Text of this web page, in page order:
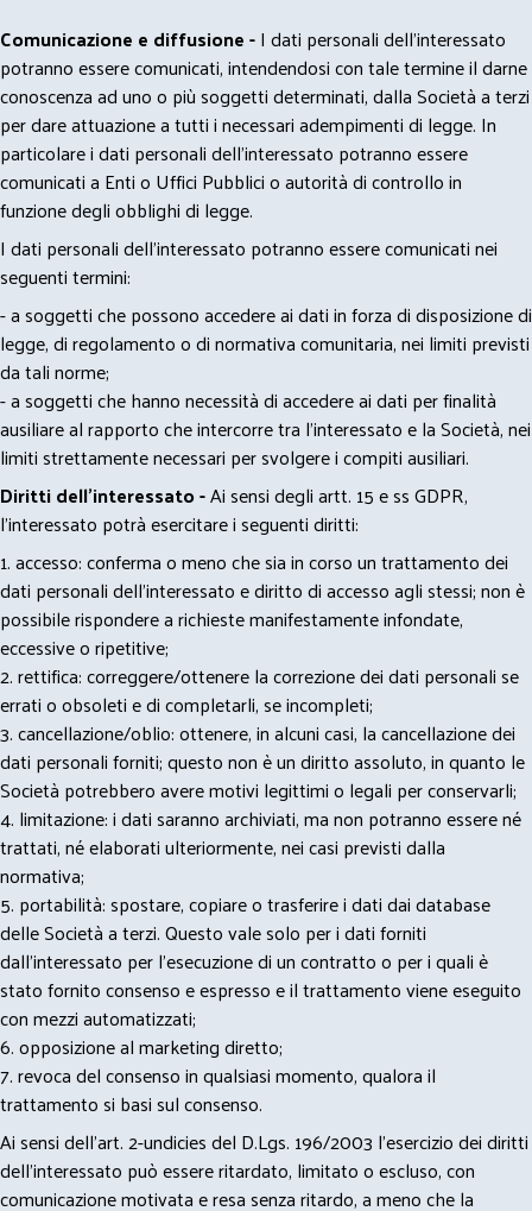
Comunicazione e diffusione -I dati personali dell’interessato
potranno essere comunicati, intendendosi con tale termine il darne
conoscenza ad uno o più soggetti determinati, dalla Società a terzi
per dare attuazione a tutti i necessari adempimenti di legge. In
particolare i dati personali dell’interessato potranno essere
comunicati a Enti o Uffici Pubblici o autorità di controllo in
funzione degli obblighi di legge.
I dati personali dell’interessato potranno essere comunicati nei
seguenti termini:
- a soggetti che possono accedere ai dati in forza di disposizione di
legge, di regolamento o di normativa comunitaria, nei limiti previsti
da tali norme;
- a soggetti che hanno necessità di accedere ai dati per finalità
ausiliare al rapporto che intercorre tra l’interessato e la Società, nei
limiti strettamente necessari per svolgere i compiti ausiliari.
Diritti dell’interessato -Ai sensi degli artt. 15 e ss GDPR,
l’interessato potrà esercitare i seguenti diritti:
1. accesso: conferma o meno che sia in corso un trattamento dei
dati personali dell’interessato e diritto di accesso agli stessi; non è
possibile rispondere a richieste manifestamente infondate,
eccessive o ripetitive;
2. rettifica: correggere/ottenere la correzione dei dati personali se
errati o obsoleti e di completarli, se incompleti;
3. cancellazione/oblio: ottenere, in alcuni casi, la cancellazione dei
dati personali forniti; questo non è un diritto assoluto, in quanto le
Società potrebbero avere motivi legittimi o legali per conservarli;
4. limitazione: i dati saranno archiviati, ma non potranno essere né
trattati, né elaborati ulteriormente, nei casi previsti dalla
normativa;
5. portabilità: spostare, copiare o trasferire i dati dai database
delle Società a terzi. Questo vale solo per i dati forniti
dall’interessato per l’esecuzione di un contratto o per i quali è
stato fornito consenso e espresso e il trattamento viene eseguito
con mezzi automatizzati;
6. opposizione al marketing diretto;
7. revoca del consenso in qualsiasi momento, qualora il
trattamento si basi sul consenso.
Ai sensi dell’art. 2-undicies del D.Lgs. 196/2003 l’esercizio dei diritti
dell’interessato può essere ritardato, limitato o escluso, con
comunicazione motivata e resa senza ritardo, a meno che la